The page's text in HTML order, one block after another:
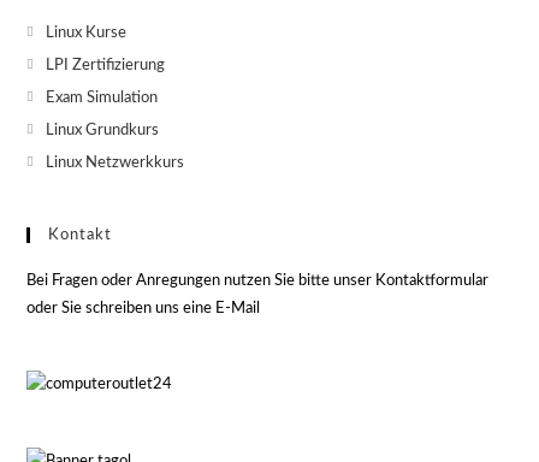
Linux Kurse
LPI Zertifizierung
Exam Simulation
Linux Grundkurs
Linux Netzwerkkurs
Kontakt
Bei Fragen oder Anregungen nutzen Sie bitte unser Kontaktformular
oder Sie schreiben uns eine E-Mail